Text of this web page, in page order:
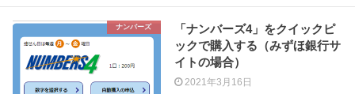
ナンバーズ
「ナンバーズ4」をクイックピ
ックで購入する（みずほ銀行サ
イトの場合）
2021年3月16日